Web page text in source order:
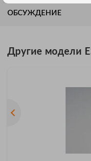
ОБСУЖДЕНИЕ
Другие модели